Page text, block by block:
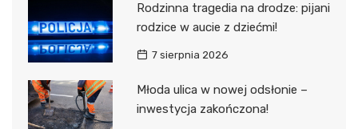
Rodzinna tragedia na drodze: pijani
rodzice w aucie z dziećmi!
7 sierpnia 2026
Młoda ulica w nowej odsłonie –
inwestycja zakończona!